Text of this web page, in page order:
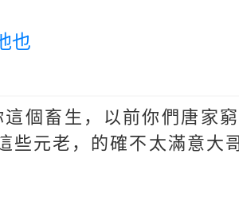
也
這個畜生，以前你們唐家
些元老，的確不太滿意大